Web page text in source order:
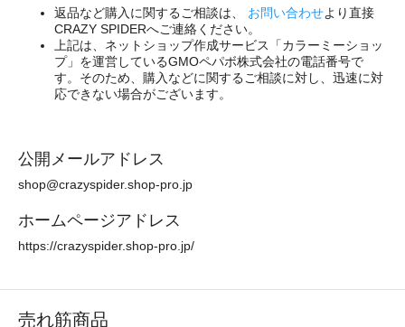
返品など購入に関するご相談は、 お問い合わせより直接
CRAZY SPIDERへご連絡ください。
上記は、ネットショップ作成サービス「カラーミーショッ
プ」を運営しているGMOペパボ株式会社の電話番号で
す。そのため、購入などに関するご相談に対し、迅速に対
応できない場合がございます。
公開メールアドレス
shop@crazyspider.shop-pro.jp
ホームページアドレス
https://crazyspider.shop-pro.jp/
売れ筋商品